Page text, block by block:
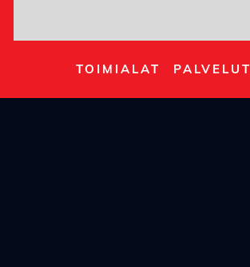
TOIMIALAT PALVELUT